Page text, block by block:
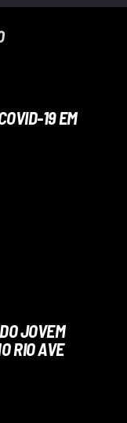
19 EM
JOVEM
RIO AVE